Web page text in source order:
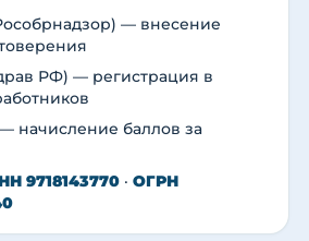
— внесение
РФ) — регистрация в
— начисление баллов за
9718143770 · ОГРН